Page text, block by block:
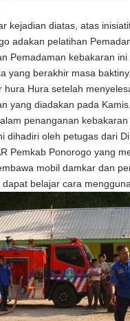
kejadian diatas, atas
adakan pelatihan
Pemadaman kebakaran
yang berakhir masa
hura Hura setelah
yang diadakan pada
penanganan
dihadiri oleh petugas dari
Pemkab Ponorogo yang
mobil damkar dan
dapat belajar cara